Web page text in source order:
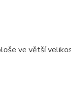
ve větší